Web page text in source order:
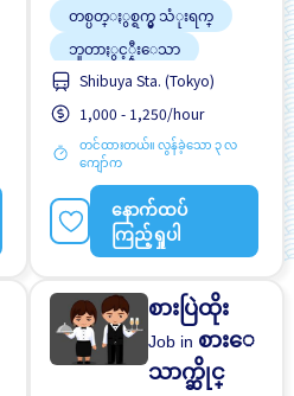
တစ္ပတ္ႏွစ္ရက္မွ သံုးရက္
ဘူတာႏွင့္နီးေသာ
လမ္းစရိတ္ေပးသည္
အလုပ္ခ်ိန္နည္းေသာ
Shibuya Sta. (Tokyo)
1,000 - 1,250/hour
တင်ထားတယ်။ လွန်ခဲ့သော ၃ လ
ကျော်က
နောက်ထပ်
ကြည့်ရှုပါ
စားပြဲထိုး
Job in စားေ
သာက္ဆိုင္